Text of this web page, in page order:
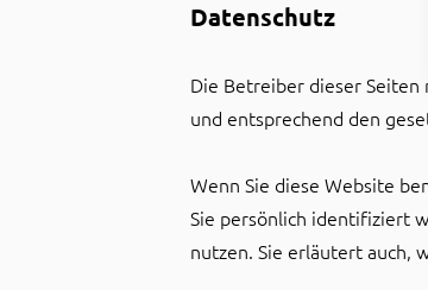
Datenschutz
Die Betreiber dieser
und entsprechend den
Wenn Sie diese Website
Sie persönlich identifiziert
nutzen. Sie erläutert auch,